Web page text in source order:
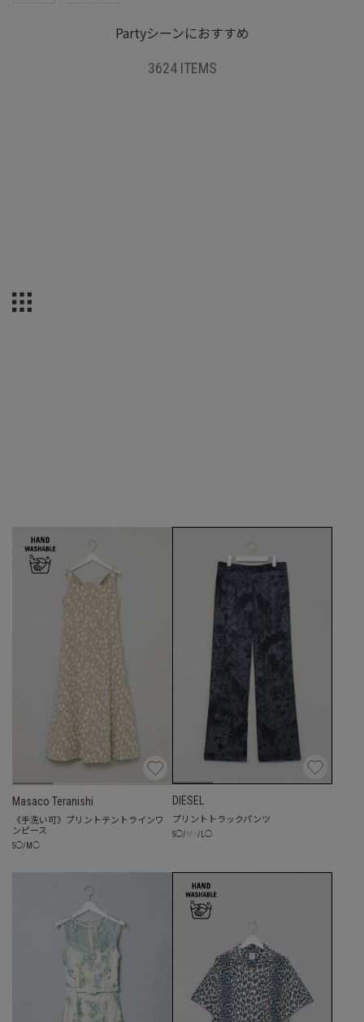
Partyシーンにおすすめ
3624 ITEMS
Masaco Teranishi
《手洗い可》プリントテントラインワ
ンピース
S◯/ M ◯
DIESEL
プリントトラックパンツ
S◯/ / ◯